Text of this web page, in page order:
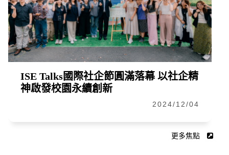
ISE Talks國際社企節圓滿落幕 以社企精
神啟發校園永續創新
2024/12/04
更多焦點